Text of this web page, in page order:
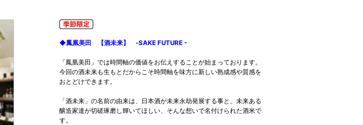
◆鳳凰美田 【酒未来】 -SAKE FUTURE -
「鳳凰美田」では時間軸の価値をお伝えすることが始まっております。
今回の酒未来も生もとだからこそ時間軸を味方に新しい熟成感や質感を
おとどけできます。
「酒未来」の名前の由来は、日本酒が未来永劫発展する事と、未来ある
醸造家達が切磋琢磨し輝いてほしい、そんな想いで名付けられた酒米で
す。